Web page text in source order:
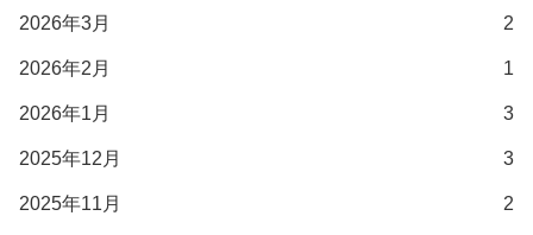
2026年3月 2
2026年2月 1
2026年1月 3
2025年12月 3
2025年11月 2